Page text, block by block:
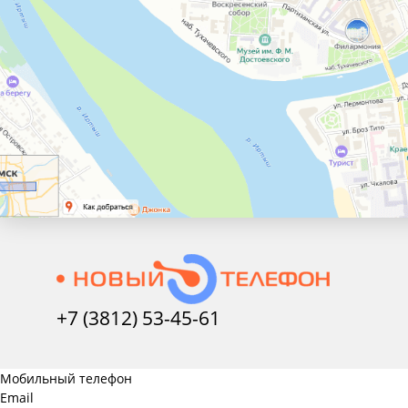
+7 (3812) 53-45-61
Мобильный телефон
Email